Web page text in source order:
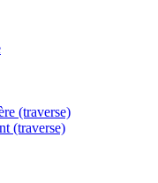
(traverse)
(traverse)